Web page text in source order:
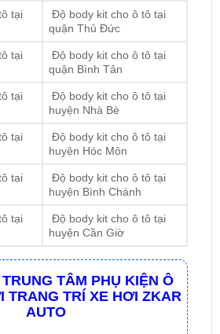
tại
Độ body kit cho ô tô tại
quận Bình Tân
tại
Độ body kit cho ô tô tại
huyện Nhà Bè
tại
Độ body kit cho ô tô tại
huyện Hóc Môn
tại
Độ body kit cho ô tô tại
huyện Bình Chánh
tại
Độ body kit cho ô tô tại
huyện Cần Giờ
TÂM PHỤ KIỆN Ô
Tổng Đài Hotline 1:☎ 0949 60
0987 801 029